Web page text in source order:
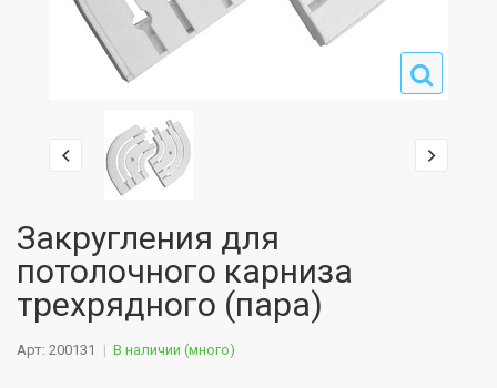
Закругления для
потолочного карниза
трехрядного (пара)
Арт: 200131 В наличии (много)